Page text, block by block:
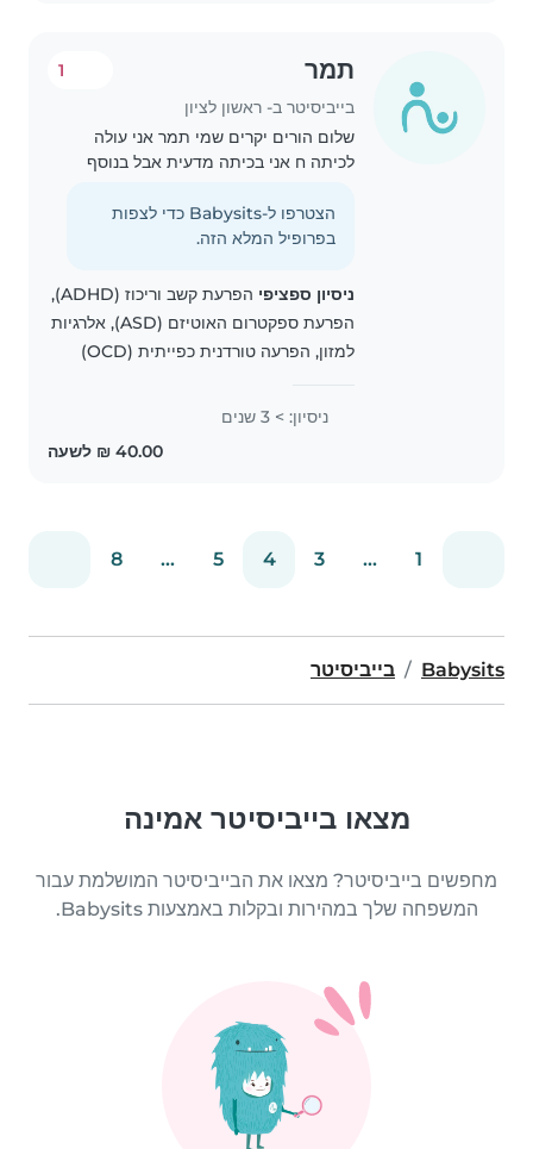
תמר
בייביסיטר ב- ראשון לציון
1
שלום הורים יקרים שמי תמר אני עולה
לכיתה ח אני בכיתה מדעית אבל בנוסף
של 4 שנים ושמרתי על המון ילדים
שמחים והורים מרוצים אני אולי קטנה
הצטרפו ל-Babysits כדי לצפות
בפרופיל המלא הזה.
ניסיון ספציפי
הפרעת קשב וריכוז (ADHD),
הפרעת ספקטרום האוטיזם (ASD), אלרגיות
למזון, הפרעה טורדנית כפייתית (OCD)
ניסיון: > 3 שנים
1
...
3
4
5
...
8
Babysits בייביסיטר
מצאו בייביסיטר אמינה
מחפשים בייביסיטר? מצאו את הבייביסיטר המושלמת עבור
המשפחה שלך במהירות ובקלות באמצעות Babysits.